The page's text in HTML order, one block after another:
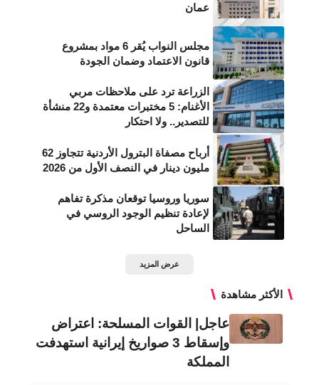
عمان
مجلس النواب يُقر 6 مواد بمشروع
قانون الاعتماد وضمان الجودة
الزراعة ترد على ملاحظات مربي
الأغنام: 5 مختبرات معتمدة و22 منشأة
للتصدير.. ولا احتكار
أرباح مصفاة البترول الأردنية تتجاوز 62
مليون دينار في النصف الأول من 2026
سوريا وروسيا توقعان مذكرة تفاهم
لإعادة تنظيم الوجود الروسي في
الساحل
عرض المزيد
الأكثر مشاهدة
عاجل| القوات المسلحة: اعتراض
وإسقاط 3 صواريخ إيرانية استهدفت
المملكة